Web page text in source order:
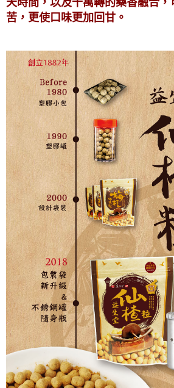
苦，更使口味更加回甘。